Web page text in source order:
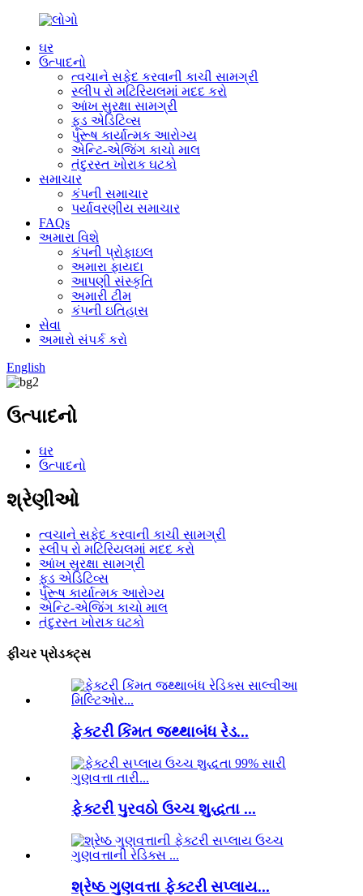
ઘર
ઉત્પાદનો
ત્વચાને સફેદ કરવાની કાચી સામગ્રી
સ્લીપ રો મટિરિયલમાં મદદ કરો
આંખ સુરક્ષા સામગ્રી
ફૂડ એડિટિવ્સ
પુરૂષ કાર્યાત્મક આરોગ્ય
એન્ટિ-એજિંગ કાચો માલ
તંદુરસ્ત ખોરાક ઘટકો
સમાચાર
કંપની સમાચાર
પર્યાવરણીય સમાચાર
FAQs
અમારા વિશે
કંપની પ્રોફાઇલ
અમારા ફાયદા
આપણી સંસ્કૃતિ
અમારી ટીમ
કંપની ઇતિહાસ
સેવા
અમારો સંપર્ક કરો
English
ઉત્પાદનો
ઘર
ઉત્પાદનો
શ્રેણીઓ
ત્વચાને સફેદ કરવાની કાચી સામગ્રી
સ્લીપ રો મટિરિયલમાં મદદ કરો
આંખ સુરક્ષા સામગ્રી
ફૂડ એડિટિવ્સ
પુરૂષ કાર્યાત્મક આરોગ્ય
એન્ટિ-એજિંગ કાચો માલ
તંદુરસ્ત ખોરાક ઘટકો
ફીચર પ્રોડક્ટ્સ
ફેક્ટરી કિંમત જથ્થાબંધ રેડ...
ફેક્ટરી પુરવઠો ઉચ્ચ શુદ્ધતા ...
શ્રેષ્ઠ ગુણવત્તા ફેક્ટરી સપ્લાય...